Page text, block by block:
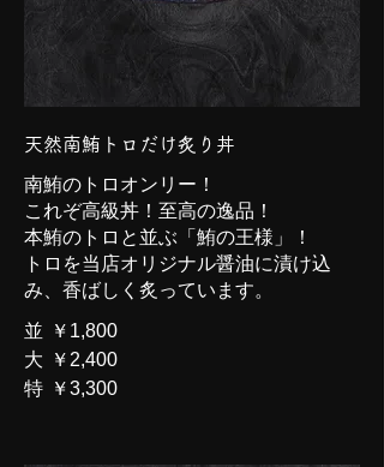
天然南鮪トロだけ炙り丼
南鮪のトロオンリー！
これぞ高級丼！至高の逸品！
本鮪のトロと並ぶ「鮪の王様」！
トロを当店オリジナル醤油に漬け込
み、香ばしく炙っています。
並
￥1,800
大
￥2,400
特 ￥3,300